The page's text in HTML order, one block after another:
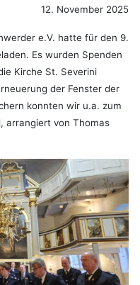
12. November 2025
e.V. hatte für den 9.
Es wurden Spenden
Kirche St. Severini
der Fenster der
konnten wir u.a. zum
arrangiert von Thomas